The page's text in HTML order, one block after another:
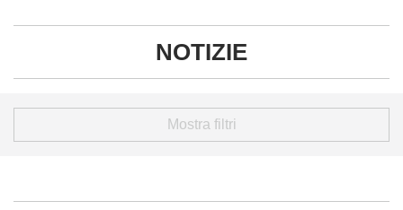
NOTIZIE
Mostra filtri